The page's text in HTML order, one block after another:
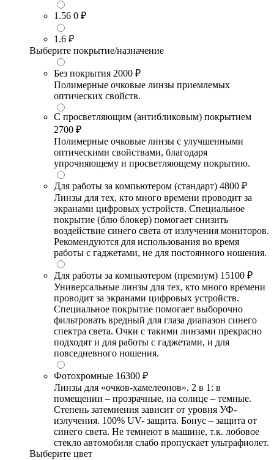
1.56 0 ₽
1.6 ₽
Выберите покрытие/назначение
Без покрытия 2000 ₽
Полимерные очковые линзы приемлемых
оптических свойств.
С просветляющим (антибликовым) покрытием
2700 ₽
Полимерные очковые линзы с улучшенными
оптическими свойствами, благодаря
упрочняющему и просветляющему покрытию.
Для работы за компьютером (стандарт) 4800 ₽
Линзы для тех, кто много времени проводит за
экранами цифровых устройств. Специальное
покрытие (блю блокер) помогает снизить
воздействие синего света от излучения мониторов.
Рекомендуются для использования во время
работы с гаджетами, не для постоянного ношения.
Для работы за компьютером (премиум) 15100 ₽
Универсальные линзы для тех, кто много времени
проводит за экранами цифровых устройств.
Специальное покрытие помогает выборочно
фильтровать вредный для глаза диапазон синего
спектра света. Очки с такими линзами прекрасно
подходят и для работы с гаджетами, и для
повседневного ношения.
Фотохромные 16300 ₽
Линзы для «очков-хамелеонов». 2 в 1: в
помещении – прозрачные, на солнце – темные.
Степень затемнения зависит от уровня УФ-
излучения. 100% UV- защита. Бонус – защита от
синего света. Не темнеют в машине, т.к. лобовое
стекло автомобиля слабо пропускает ультрафиолет.
Выберите цвет